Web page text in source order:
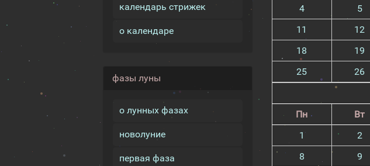
календарь стрижек
о календаре
фазы луны
о лунных фазах
новолуние
первая фаза
4
5
11
12
18
19
25
26
Пн
Вт
1
2
8
9